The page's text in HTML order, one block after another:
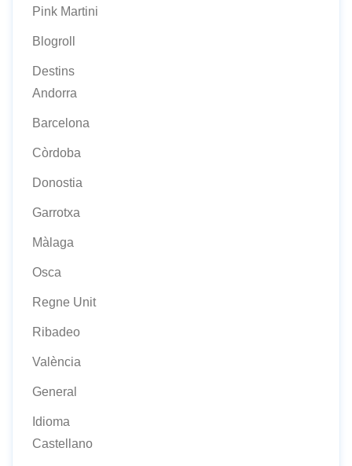
Pink Martini
Blogroll
Destins
Andorra
Barcelona
Còrdoba
Donostia
Garrotxa
Màlaga
Osca
Regne Unit
Ribadeo
València
General
Idioma
Castellano